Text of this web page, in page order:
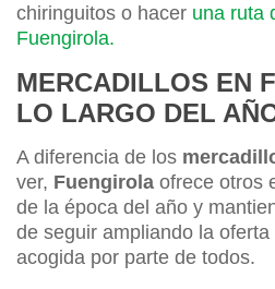
chiringuitos o hacer una ruta
Fuengirola.
MERCADILLOS EN
LO LARGO DEL
A diferencia de los
ver, Fuengirola ofrece otros
de la época del año y
de seguir ampliando la
acogida por parte de todos.